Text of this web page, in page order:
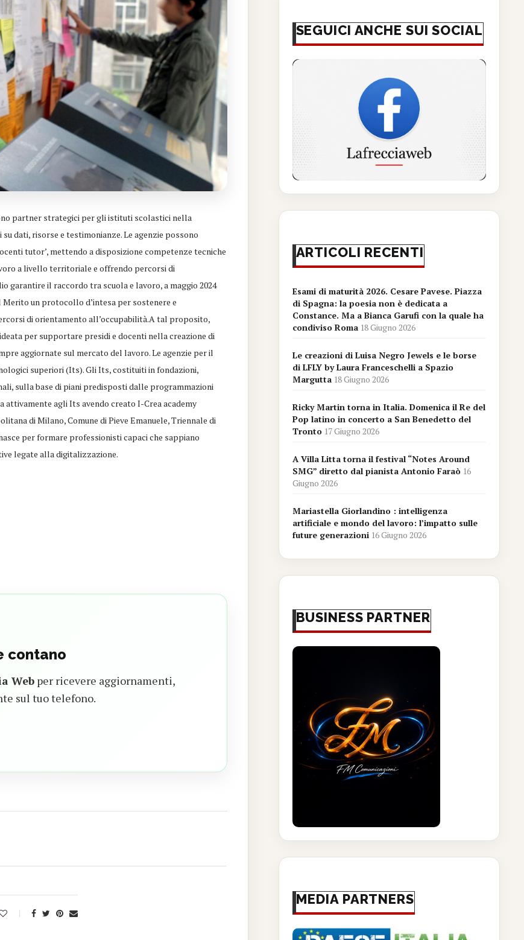
partner strategici per gli istituti scolastici nella
dati, risorse e testimonianze. Le agenzie possono
tutor’, mettendo a disposizione competenze tecniche
a livello territoriale e offrendo percorsi di
garantire il raccordo tra scuola e lavoro, a maggio 2024
un protocollo d’intesa per sostenere e
di orientamento all’occupabilità.A tal proposito,
per supportare presidi e docenti nella creazione di
aggiornate sul mercato del lavoro. Le agenzie per il
superiori (Its). Gli Its, costituiti in fondazioni,
sulla base di piani predisposti dalle programmazioni
agli Its avendo creato I-Crea academy
di Milano, Comune di Pieve Emanuele, Triennale di
per formare professionisti capaci che sappiano
legate alla digitalizzazione.
contano
Web per ricevere aggiornamenti,
sul tuo telefono.
SEGUICI ANCHE SUI SOCIAL
ARTICOLI RECENTI
Esami di maturità 2026. Cesare Pavese. Piazza
di Spagna: la poesia non è dedicata a
Constance. Ma a Bianca Garufi con la quale ha
condiviso Roma 18 Giugno 2026
Le creazioni di Luisa Negro Jewels e le borse
di LFLY by Laura Franceschelli a Spazio
Margutta 18 Giugno 2026
Ricky Martin torna in Italia. Domenica il Re del
Pop latino in concerto a San Benedetto del
Tronto 17 Giugno 2026
A Villa Litta torna il festival “Notes Around
SMG” diretto dal pianista Antonio Faraò 16
Giugno 2026
Mariastella Giorlandino : intelligenza
artificiale e mondo del lavoro: l’impatto sulle
future generazioni 16 Giugno 2026
BUSINESS PARTNER
MEDIA PARTNERS